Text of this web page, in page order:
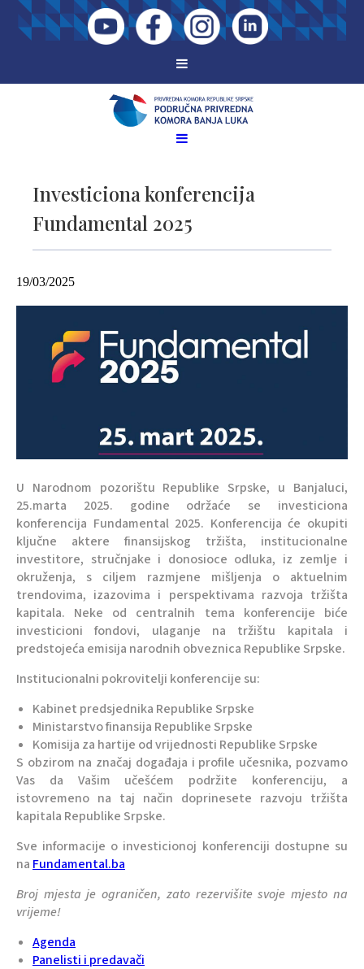
Investiciona konferencija
Fundamental 2025
19/03/2025
U Narodnom pozorištu Republike Srpske, u Banjaluci,
25.marta 2025. godine održaće se investiciona
konferencija Fundamental 2025. Konferencija će okupiti
ključne aktere finansijskog tržišta, institucionalne
investitore, stručnjake i donosioce odluka, iz zemlje i
okruženja, s ciljem razmjene mišljenja o aktuelnim
trendovima, izazovima i perspektivama razvoja tržišta
kapitala. Neke od centralnih tema konferencije biće
investicioni fondovi, ulaganje na tržištu kapitala i
predstojeća emisija narodnih obveznica Republike Srpske.
Institucionalni pokrovitelji konferencije su:
Kabinet predsjednika Republike Srpske
Ministarstvo finansija Republike Srpske
Komisija za hartije od vrijednosti Republike Srpske
S obzirom na značaj događaja i profile učesnika, pozvamo
Vas da Vašim učešćem podržite konferenciju, a
istovremeno na taj način doprinesete razvoju tržišta
kapitala Republike Srpske.
Sve informacije o investicionoj konferenciji dostupne su
na Fundamental.ba
Broj mjesta je ograničen, zato rezervišite svoje mjesto na
vrijeme!
Agenda
Panelisti i predavači